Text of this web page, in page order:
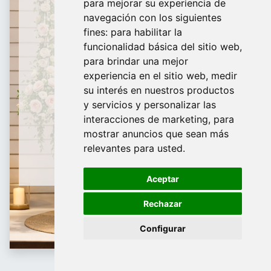
para mejorar su experiencia de
navegación con los siguientes
fines: para habilitar la
funcionalidad básica del sitio web,
para brindar una mejor
experiencia en el sitio web, medir
su interés en nuestros productos
y servicios y personalizar las
interacciones de marketing, para
mostrar anuncios que sean más
relevantes para usted.
Aceptar
Rechazar
Configurar
De Domingo a Viernes
¿Te ayudamos?
688 097 373
​ info@tridecor.net
Contáctanos
Papel de regalo 31cm